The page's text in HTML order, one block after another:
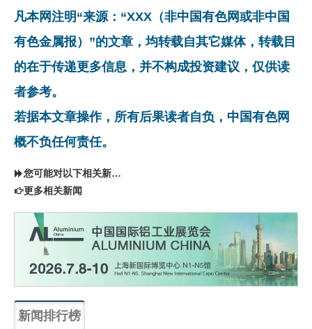
凡本网注明“来源：“XXX（非中国有色网或非中国
有色金属报）”的文章，均转载自其它媒体，转载目
的在于传递更多信息，并不构成投资建议，仅供读
者参考。
若据本文章操作，所有后果读者自负，中国有色网
概不负任何责任。
您可能对以下相关新闻同样感兴趣
更多相关新闻
新闻排行榜